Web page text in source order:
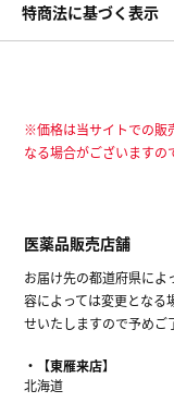
特商法に基づく表示
※価格は当サイトでの販
なる場合がございますの
医薬品販売店舗
お届け先の都道府県によ
容によっては変更となる
せいたしますので予めご
【東雁来店】
北海道